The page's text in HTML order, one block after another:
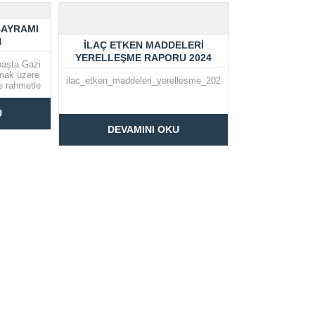
Gazi
üzere
rahmetle
Genel
İLAÇ ETKEN MADDELERI
YERELLEŞME RAPORU 2024
ilac_etken_maddeleri_yerellesme_2024
DEVAMINI OKU